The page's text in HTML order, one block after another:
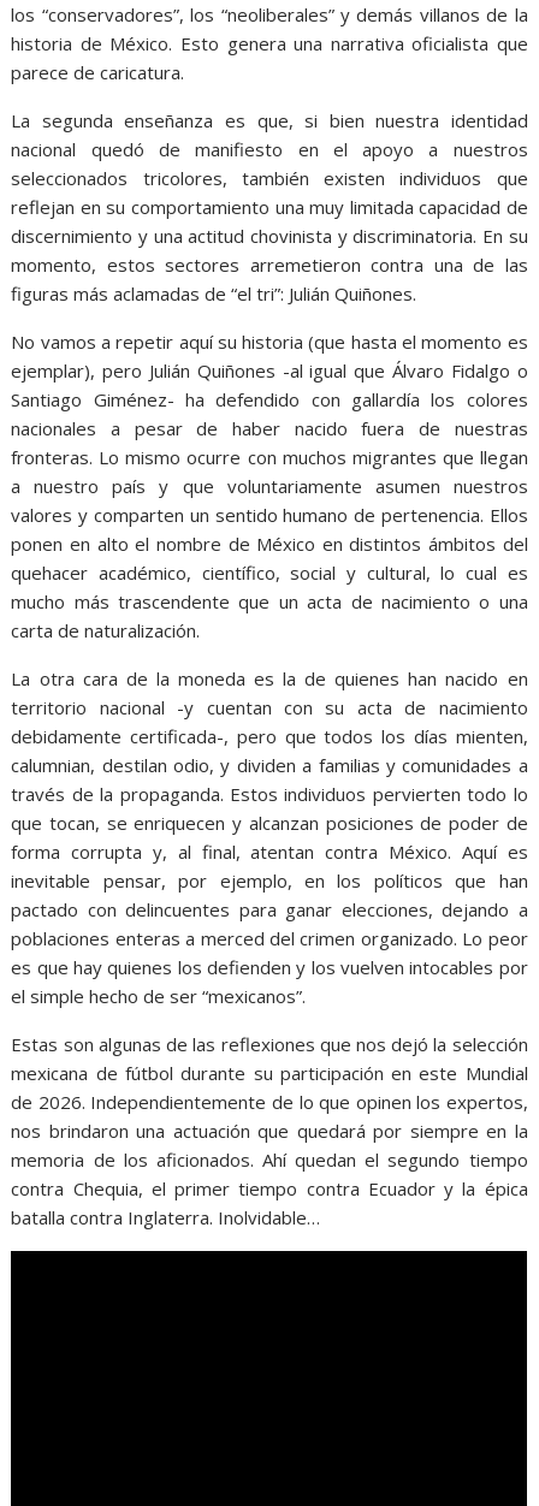
los “conservadores”, los “neoliberales” y demás villanos de la
historia de México. Esto genera una narrativa oficialista que
parece de caricatura.
La segunda enseñanza es que, si bien nuestra identidad
nacional quedó de manifiesto en el apoyo a nuestros
seleccionados tricolores, también existen individuos que
reflejan en su comportamiento una muy limitada capacidad de
discernimiento y una actitud chovinista y discriminatoria. En su
momento, estos sectores arremetieron contra una de las
figuras más aclamadas de “el tri”: Julián Quiñones.
No vamos a repetir aquí su historia (que hasta el momento es
ejemplar), pero Julián Quiñones -al igual que Álvaro Fidalgo o
Santiago Giménez- ha defendido con gallardía los colores
nacionales a pesar de haber nacido fuera de nuestras
fronteras. Lo mismo ocurre con muchos migrantes que llegan
a nuestro país y que voluntariamente asumen nuestros
valores y comparten un sentido humano de pertenencia. Ellos
ponen en alto el nombre de México en distintos ámbitos del
quehacer académico, científico, social y cultural, lo cual es
mucho más trascendente que un acta de nacimiento o una
carta de naturalización.
La otra cara de la moneda es la de quienes han nacido en
territorio nacional -y cuentan con su acta de nacimiento
debidamente certificada-, pero que todos los días mienten,
calumnian, destilan odio, y dividen a familias y comunidades a
través de la propaganda. Estos individuos pervierten todo lo
que tocan, se enriquecen y alcanzan posiciones de poder de
forma corrupta y, al final, atentan contra México. Aquí es
inevitable pensar, por ejemplo, en los políticos que han
pactado con delincuentes para ganar elecciones, dejando a
poblaciones enteras a merced del crimen organizado. Lo peor
es que hay quienes los defienden y los vuelven intocables por
el simple hecho de ser “mexicanos”.
Estas son algunas de las reflexiones que nos dejó la selección
mexicana de fútbol durante su participación en este Mundial
de 2026. Independientemente de lo que opinen los expertos,
nos brindaron una actuación que quedará por siempre en la
memoria de los aficionados. Ahí quedan el segundo tiempo
contra Chequia, el primer tiempo contra Ecuador y la épica
batalla contra Inglaterra. Inolvidable…